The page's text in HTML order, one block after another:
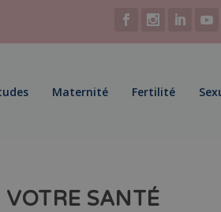
Maternité Fertilité
VOTRE SANTÉ